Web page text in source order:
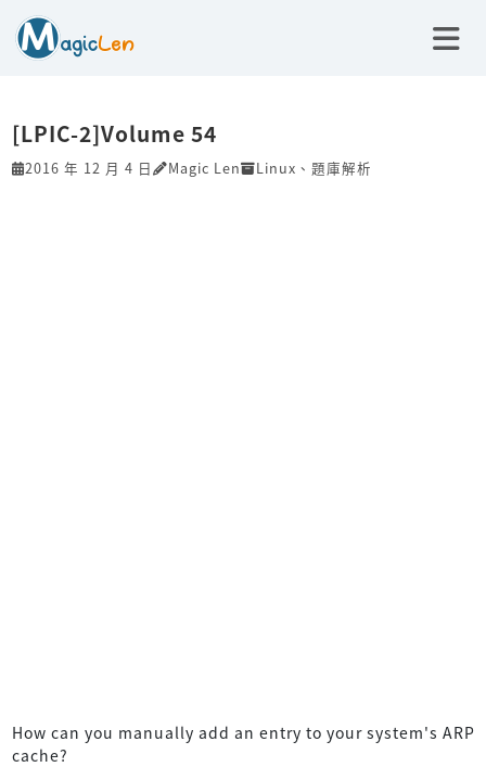
[LPIC-2]Volume 54
2016 年 12 月 4 日 Magic Len Linux 、 題庫解析
How can you manually add an entry to your system's ARP
cache?